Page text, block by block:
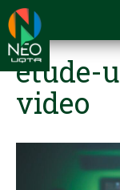
etude-
video